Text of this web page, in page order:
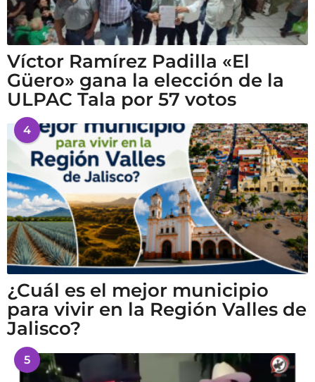
Víctor Ramírez Padilla «El
Güero» gana la elección de la
ULPAC Tala por 57 votos
4
¿Cuál es el mejor municipio
para vivir en la Región Valles de
Jalisco?
5